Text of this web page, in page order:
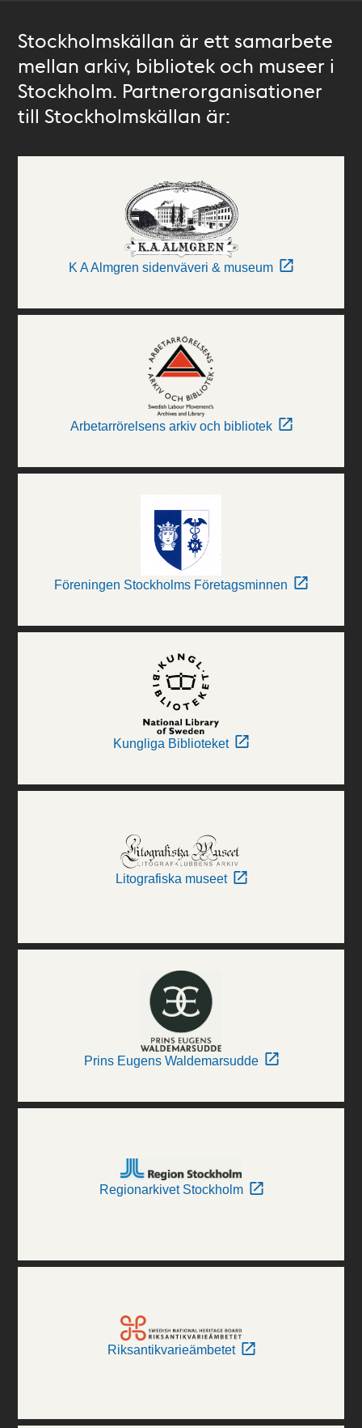
Stockholmskällan är ett samarbete
mellan arkiv, bibliotek och museer i
Stockholm. Partnerorganisationer
till Stockholmskällan är:
K A Almgren sidenväveri & museum
Arbetarrörelsens arkiv och bibliotek
Föreningen Stockholms Företagsminnen
Kungliga Biblioteket
Litografiska museet
Prins Eugens Waldemarsudde
Regionarkivet Stockholm
Riksantikvarieämbetet